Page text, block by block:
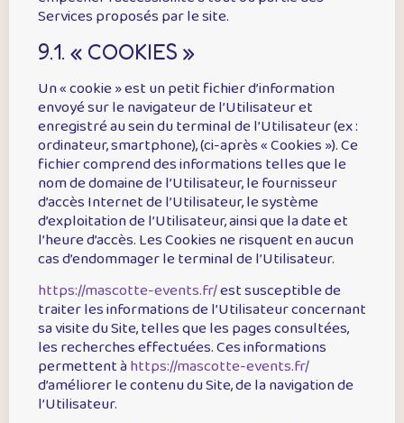
Services proposés par le site.
9.1. « COOKIES »
Un « cookie » est un petit fichier d’information
envoyé sur le navigateur de l’Utilisateur et
enregistré au sein du terminal de l’Utilisateur (ex :
ordinateur, smartphone), (ci-après « Cookies »). Ce
fichier comprend des informations telles que le
nom de domaine de l’Utilisateur, le fournisseur
d’accès Internet de l’Utilisateur, le système
d’exploitation de l’Utilisateur, ainsi que la date et
l’heure d’accès. Les Cookies ne risquent en aucun
cas d’endommager le terminal de l’Utilisateur.
https://mascotte-events.fr/est susceptible de
traiter les informations de l’Utilisateur concernant
sa visite du Site, telles que les pages consultées,
les recherches effectuées. Ces informations
permettent àhttps://mascotte-events.fr/
d’améliorer le contenu du Site, de la navigation de
l’Utilisateur.